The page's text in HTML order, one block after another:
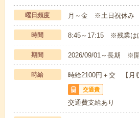
曜日頻度 月～金 ※土日祝休み
時間 8:45～17:15 ※残業は
期間 2026/09/01～長期 ※
時給 時給2100円＋交 【月
交通費
交通費支給あり